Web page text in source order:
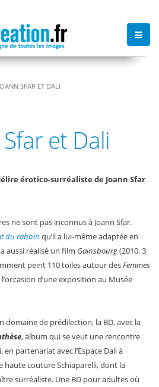
SFAR ET DALI
et Dali
érotico-surréaliste de Joann Sfar
ne sont pas inconnus à Joann Sfar.
du rabbin qu’il a lui-même adaptée en
aussi réalisé un film Gainsbourg(2010, 3
peint 110 toiles autour desFemmes
d’une exposition au Musée
domaine de prédilection, la BD, avec la
, album qui se veut une rencontre
partenariat avec l’Espace Dali à
couture Schiaparelli, dont la
surréaliste. Une BD pour adultes où